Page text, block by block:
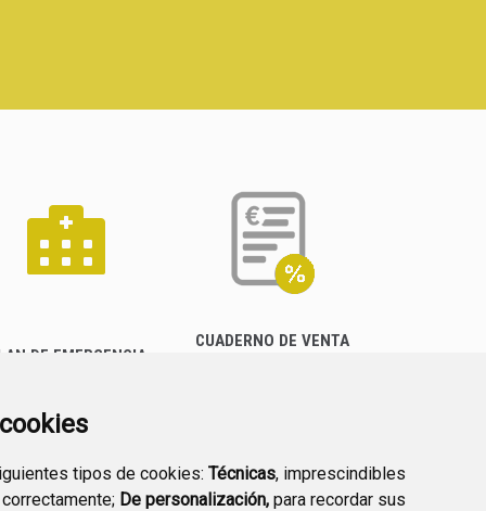
tipos de cookies: Técnicas, imprescindibles
De personalización, para recordar sus
DE EMERGENCIA
CUADERNO DE VENTA